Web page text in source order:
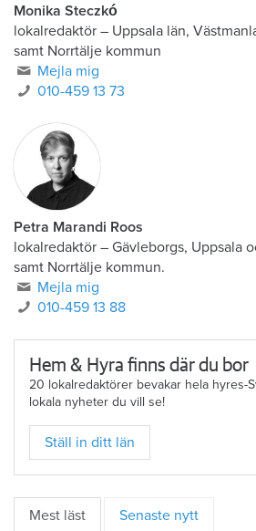
Monika Steczkó
lokalredaktör – Uppsala län,
samt Norrtälje kommun
Mejla mig
010-459 13 73
Petra Marandi Roos
lokalredaktör – Gävleborgs, Uppsala
samt Norrtälje kommun.
Mejla mig
010-459 13 88
Hem & Hyra finns där du bor
20 lokalredaktörer bevakar hela hyres-
lokala nyheter du vill se!
Ställ in ditt län
Mest läst Senaste nytt